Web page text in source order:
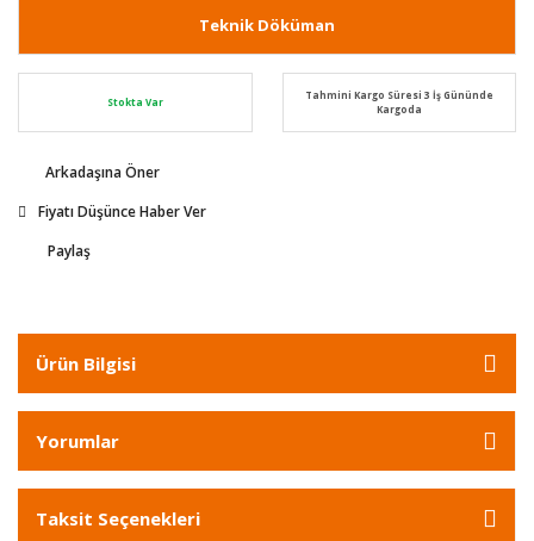
Teknik Döküman
Stokta Var
Tahmini Kargo Süresi 3 İş Gününde
Kargoda
Arkadaşına Öner
Fiyatı Düşünce Haber Ver
Paylaş
Ürün Bilgisi
Yorumlar
Taksit Seçenekleri